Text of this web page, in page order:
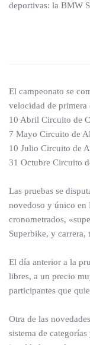
deportivas: la BMW
El campeonato se
velocidad de primera
10 Abril Circuito de
7 Mayo Circuito de
10 Julio Circuito de
31 Octubre Circuito
Las pruebas se
novedoso y único en
cronometrados,
Superbike, y carrera,
El día anterior a la
libres, a un precio
participantes que
Otra de las
sistema de